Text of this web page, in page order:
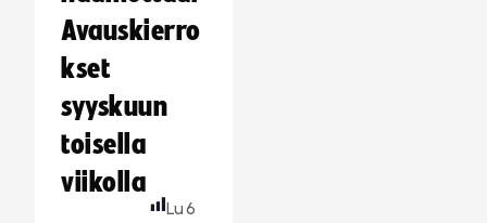
Avauskierro
kset
syyskuun
toisella
viikolla
Lu6